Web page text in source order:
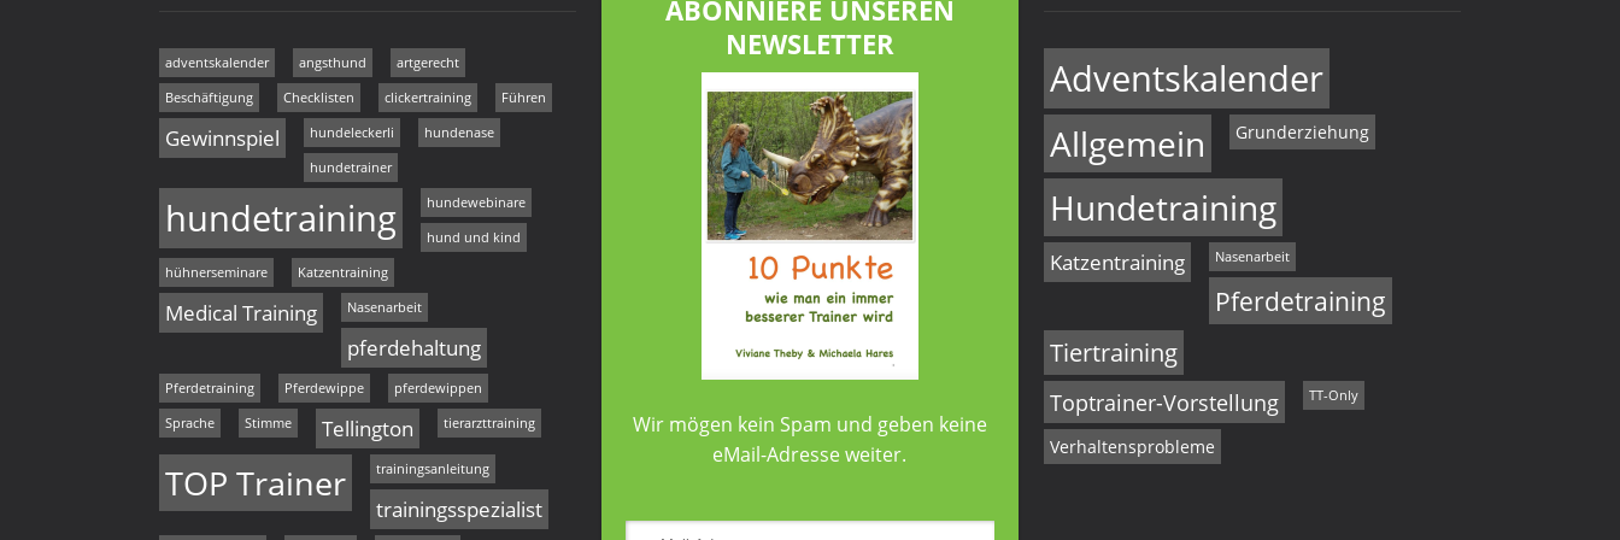
adventskalender angsthund artgerecht
Beschäftigung Checklisten clickertraining Führen
Gewinnspiel hundeleckerli hundenase
hundetrainer
hundetraining hundewebinare
hund und kind
hühnerseminare Katzentraining
Medical Training Nasenarbeit
pferdehaltung
Pferdetraining Pferdewippe pferdewippen
Sprache Stimme Tellington tierarzttraining
TOP Trainer trainingsanleitung
trainingsspezialist
ABONNIERE UNSEREN
NEWSLETTER
Wir mögen kein Spam und geben keine
eMail-Adresse weiter.
Adventskalender
Allgemein Grunderziehung
Hundetraining
Katzentraining Nasenarbeit
Pferdetraining
Tiertraining
Toptrainer-Vorstellung TT-Only
Verhaltensprobleme